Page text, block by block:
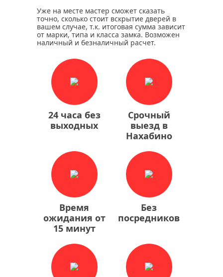
Уже на месте мастер сможет сказать
точно, сколько стоит вскрытие дверей в
вашем случае, т.к. итоговая сумма зависит
от марки, типа и класса замка. Возможен
наличный и безналичный расчет.
24 часа без
выходных
Срочный
выезд в
Нахабино
Время
ожидания от
15 минут
Без
посредников